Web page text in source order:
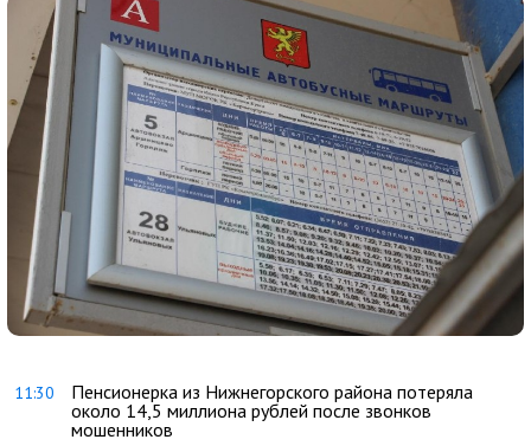
11:30
Пенсионерка из Нижнегорского района потеряла
около 14,5 миллиона рублей после звонков
мошенников